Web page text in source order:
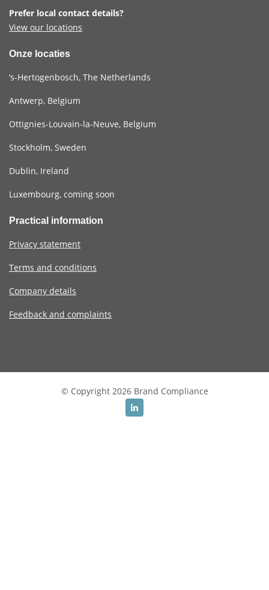
Prefer local contact details?
View our locations
Onze locaties
‘s-Hertogenbosch, The Netherlands
Antwerp, Belgium
Ottignies-Louvain-la-Neuve, Belgium
Stockholm, Sweden
Dublin, Ireland
Luxembourg, coming soon
Practical information
Privacy statement
Terms and conditions
Company details
Feedback and complaints
© Copyright 2026 Brand Compliance